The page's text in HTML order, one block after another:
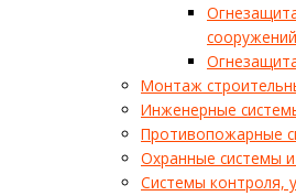
Монтаж
Инженерные
Противопожарные
Охранные системы
Системы контроля,